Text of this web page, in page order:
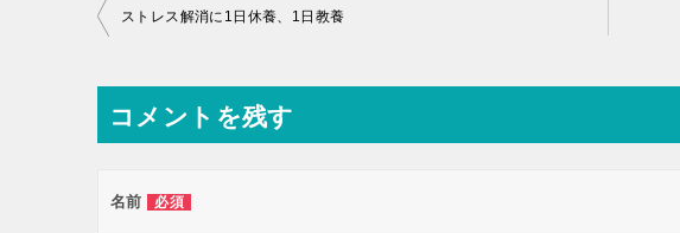
投
ナ
ビ
ー
ストレス解消に1日休養、1日教養
コメントを残す
名前 必須